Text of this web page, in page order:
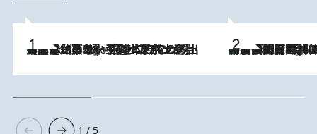
7 Hours Ago
【間違いのない王道・東京土産】資生堂パーラー 銀座本店でのみ出会える銘菓5選《極上プディング・濃厚チーズケーキ・ボンボンショコラほか》 7 Hours Ago
「最後に見られてよかった」上野動物園の東園パンダ舎が解体前に特別公開。8月16日まで延長されたパネル展と共に辿る“半世紀”のパンダ飼育《解体工事の図面あり》
1 / 5